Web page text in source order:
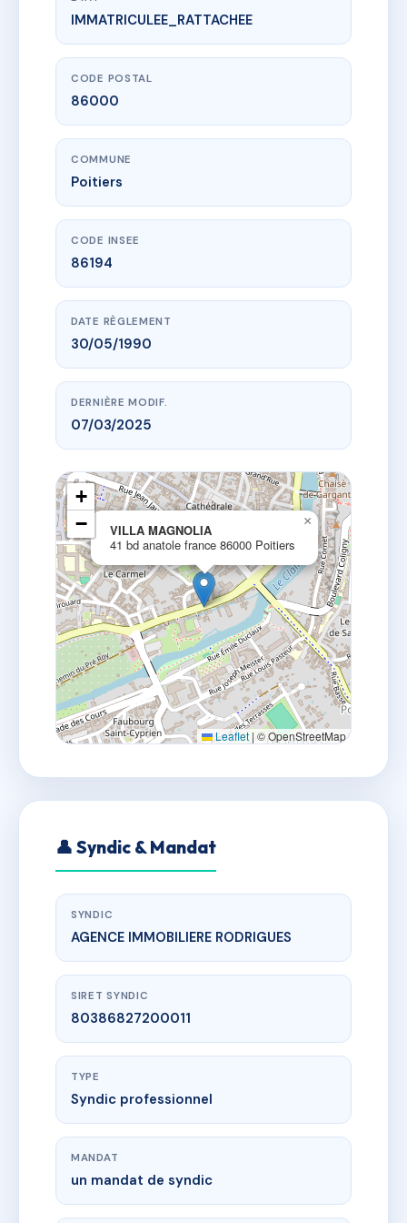
www.vme.plus/AC6674519
VILLA MAGNOLIA
41 bd anatole france
IMMATRICULEE_RATTACHEE
CODE POSTAL
86000
COMMUNE
Poitiers
CODE INSEE
86194
DATE RÈGLEMENT
30/05/1990
DERNIÈRE MODIF.
07/03/2025
VILLA MAGNOLIA
41 bd anatole france 86000 Poitiers
×
+
−
Leaflet | © OpenStreetMap
👤 Syndic & Mandat
SYNDIC
AGENCE IMMOBILIERE RODRIGUES
SIRET SYNDIC
80386827200011
TYPE
Syndic professionnel
MANDAT
un mandat de syndic